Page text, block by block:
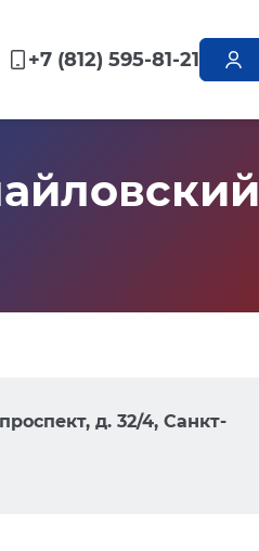
+7 (812) 595-81-21
д. 32/4, Санкт-